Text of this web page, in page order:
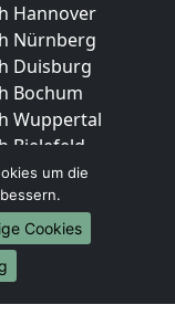
Hannover
Nürnberg
Duisburg
Bochum
Wuppertal
Bielefeld
Bonn
Münster
Brunei
um die
Cookies